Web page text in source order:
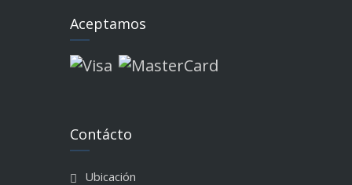
Aceptamos
Contácto
Ubicación